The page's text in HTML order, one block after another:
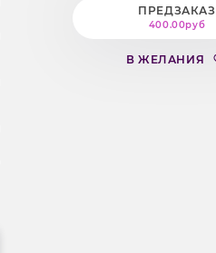
ПРЕДЗАКАЗ
400.00руб
В ЖЕЛАНИЯ